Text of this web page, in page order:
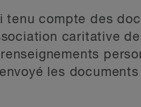
tenu compte des
caritative
les